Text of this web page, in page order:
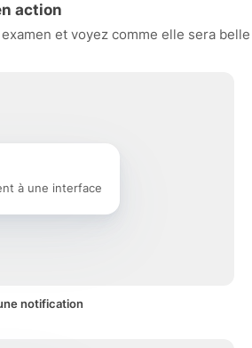
action
et voyez comme elle sera
à une interface
notification